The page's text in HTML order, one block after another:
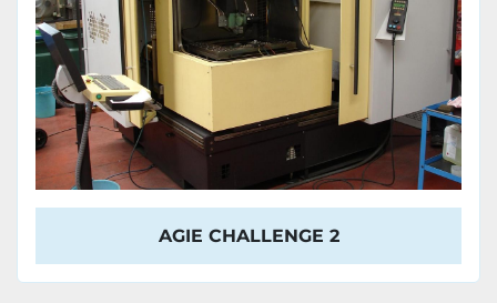
AGIE CHALLENGE 2